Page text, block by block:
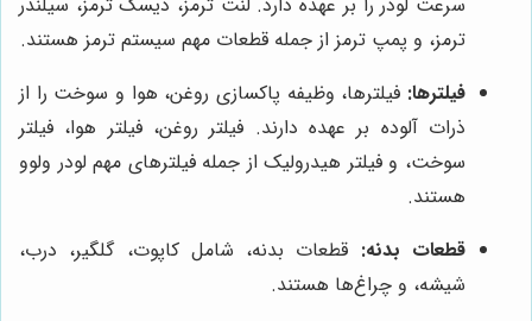
ترمز، و پمپ ترمز از جمله قطعات مهم سیستم ترمز هستند.
فیلترها: فیلترها، وظیفه پاکسازی روغن، هوا و سوخت را از
ذرات آلوده بر عهده دارند. فیلتر روغن، فیلتر هوا، فیلتر
سوخت، و فیلتر هیدرولیک از جمله فیلترهای مهم لودر ولوو
هستند.
قطعات بدنه: قطعات بدنه، شامل کاپوت، گلگیر، درب،
شیشه، و چراغ‌ها هستند.